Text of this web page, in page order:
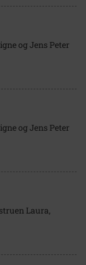
og Jens Peter
og Jens Peter
Laura,